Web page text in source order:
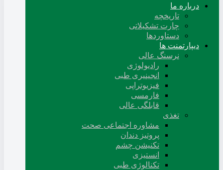
درباره ما
تاریخچه
چارت تشکیلاتی
دستاوردها
دیپارتمنت ها
نرسنگ عالی
رادیولوژی
انجینیری طبی
فیزیوتراپی
فارمسی
قابلگی عالی
تغذی
مشاوره اجتماعی صحت
پروتیز دندان
تکنیشن چشم
انستیزی
تکنالوژی طبی